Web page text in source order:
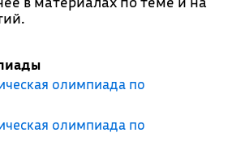
олимпиада по
олимпиада по